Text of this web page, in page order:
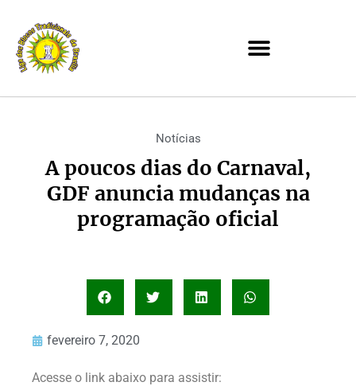
Notícias
A poucos dias do Carnaval,
GDF anuncia mudanças na
programação oficial
fevereiro 7, 2020
Acesse o link abaixo para assistir: